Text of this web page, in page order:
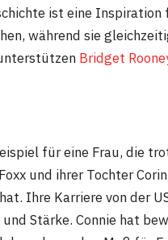
ist eine Inspiration
während sie
Bridget
für eine Frau, die
und ihrer Tochter
Ihre Karriere von der
Stärke. Connie hat